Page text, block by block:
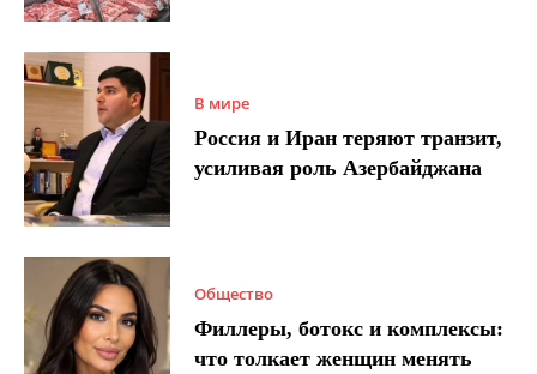
В мире
Россия и Иран теряют транзит,
усиливая роль Азербайджана
Общество
Филлеры, ботокс и комплексы:
что толкает женщин менять